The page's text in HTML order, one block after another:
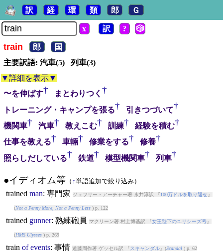
訳 経 環 類 郎 Ｇ
x 訳 ? 🎲
train 郎
国
主要訳語: 汽車(5) 列車(3)
▼詳細を表示▼
〜を伸ばす† まとわりつく †
トレーニング・キャンプを張る† 引きつづいて†
機関車† 汽車† 教えこむ† 訓練† 経験を積む†
仕事を教える† 車輛† 修業をする† 修養†
照らしだしている† 鉄道† 模型機関車† 列車†
●イディオム等（ ↑単語追加で絞り込み）
trained man: 専門家 ジェフリー・アーチャー著 永井淳訳 『100万ドルを取り返せ』
(Not a Penny More, Not a Penny Less) p. 122
trained gunner: 熟練砲員 マクリーン著 村上博基訳 『女王陛下のユリシーズ号』
(HMS Ulysses) p. 269
train of events: 事情 遠藤周作著 ゲッセル訳 『スキャンダル』(Scandal) p. 62